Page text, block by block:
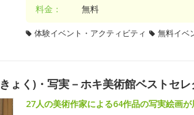
料金：
無料
体験イベント・アクティビティ 無料イベ
ょく)・写実－ホキ美術館ベストセレ
27人の美術作家による64作品の写実絵画が